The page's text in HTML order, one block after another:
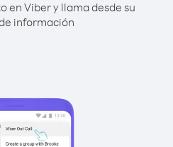
en Viber y llama desde su
información